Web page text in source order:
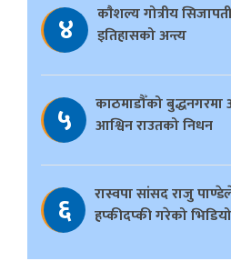
४
काैशल्य गोत्रीय
इतिहासको अन्त्य
५
काठमाडौँको
आश्विन राउतको निधन
६
रास्वपा सांसद राजु
हप्कीदप्की गरेको